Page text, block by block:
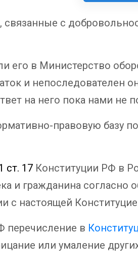
с
его в Министерство
и непоследователен
на него пока нами не
правовую базу
ст. 17 Конституции РФ в
и гражданина
с настоящей
перечисление в
или умаление